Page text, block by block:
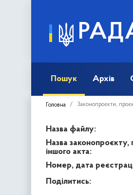
Пошук Архів
Головна Законопроєкти,
Назва файлу:
Назва законопроєкту,
іншого акта:
Номер, дата
Поділитись: